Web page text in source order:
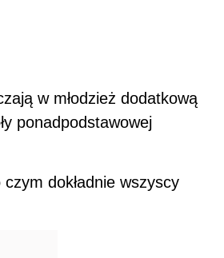
w młodzież dodatkową
ponadpodstawowej
dokładnie wszyscy